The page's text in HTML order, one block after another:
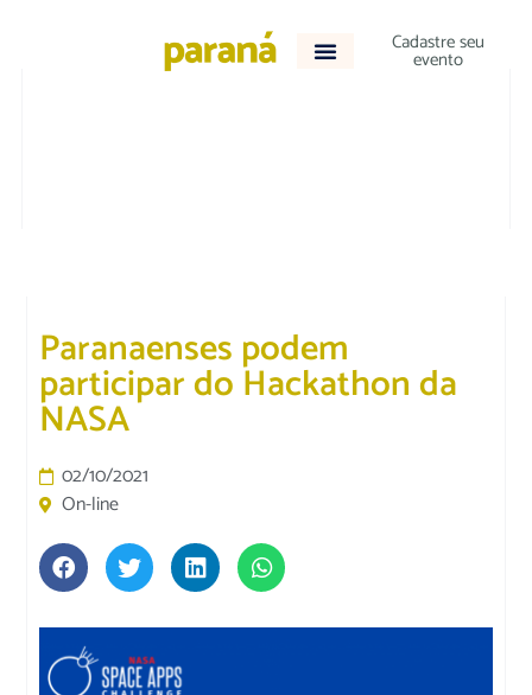
Cadastre seu
evento
Paranaenses podem
participar do Hackathon da
NASA
02/10/2021
On-line